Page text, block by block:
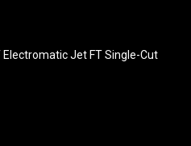
Electromatic Jet FT Single-Cut